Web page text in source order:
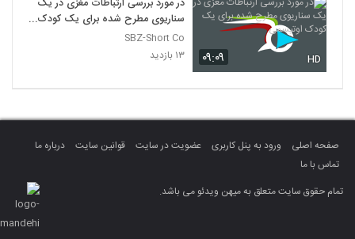
۰۹:۰۹ HD
در مورد بررسی ارتباطات مغزی در یک
سناریوی مطرح شده برای یک کودک
اوتیسمی
SBZ-Short Co
۱۳ بازدید
صفحه اصلی ورود به پنل کاربری عضویت در سایت قوانین سایت
درباره ما
تماس با ما
تمام حقوق سایت متعلق به میهن ویدئو می باشد.